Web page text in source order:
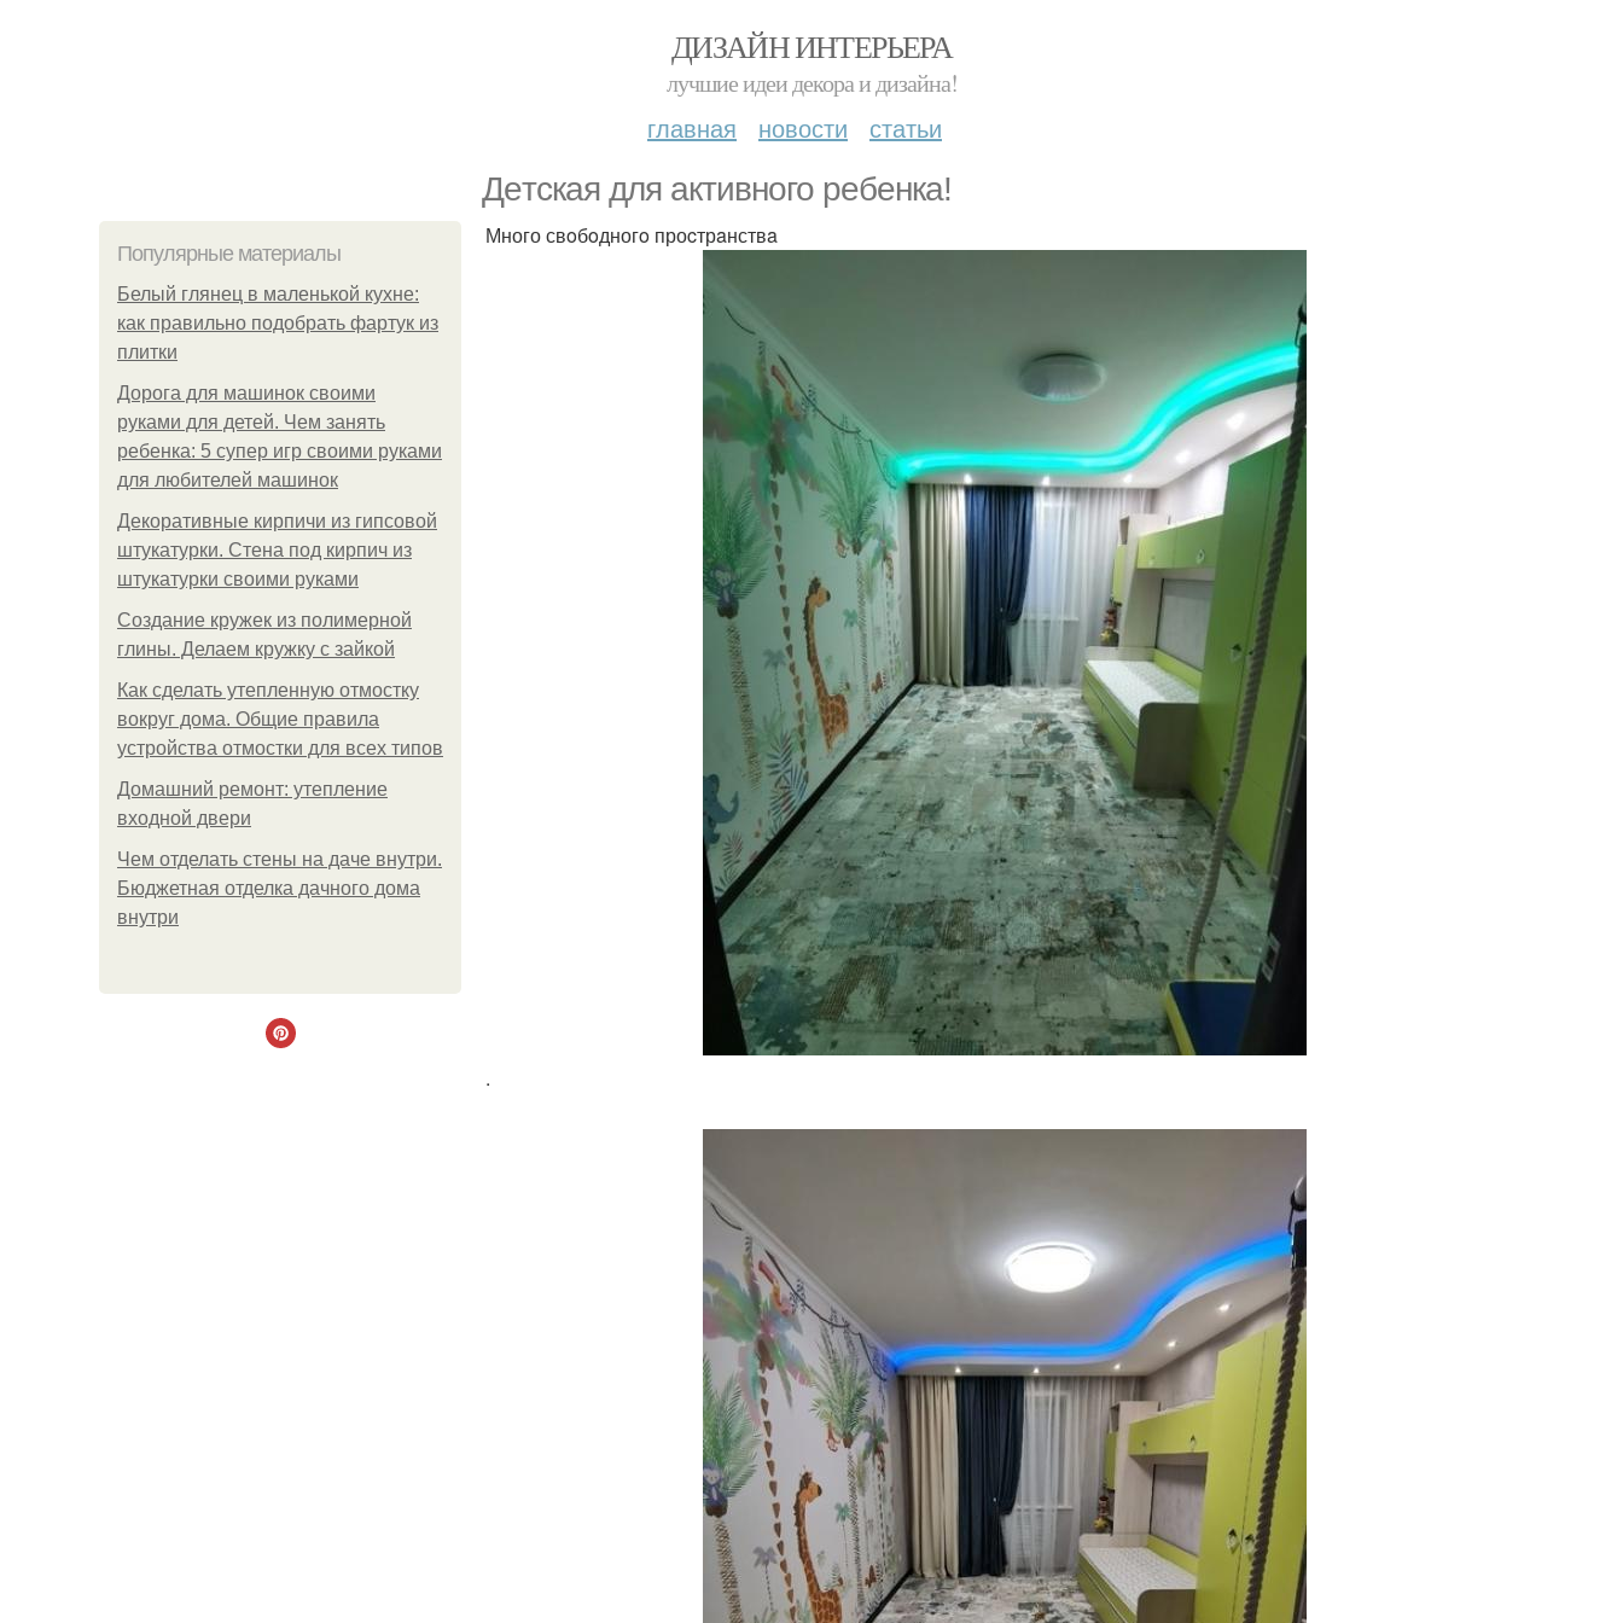
ДИЗАЙН ИНТЕРЬЕРА
лучшие идеи декора и дизайна!
главная новости статьи
Дeтcкaя для активного peбeнкa!
Популярные материалы
Белый глянец в маленькой кухне:
как правильно подобрать фартук из
плитки
Дорога для машинок своими
руками для детей. Чем занять
ребенка: 5 супер игр своими руками
для любителей машинок
Декоративные кирпичи из гипсовой
штукатурки. Стена под кирпич из
штукатурки своими руками
Создание кружек из полимерной
глины. Делаем кружку с зайкой
Как сделать утепленную отмостку
вокруг дома. Общие правила
устройства отмостки для всех типов
Домашний ремонт: утепление
входной двери
Чем отделать стены на даче внутри.
Бюджетная отделка дачного дома
внутри
Много свoбoдногo проcтрaнствa
.